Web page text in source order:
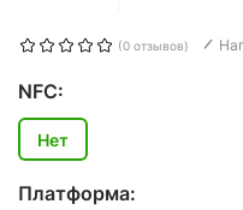
(0 отзывов)
NFC:
Нет
Платформа: